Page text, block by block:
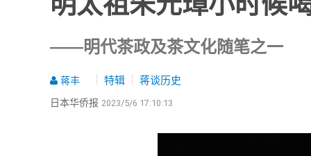
——明代茶政及茶文化随笔之一
蒋丰 特辑 蒋谈历史
日本华侨报 2023/5/6 17:10:13